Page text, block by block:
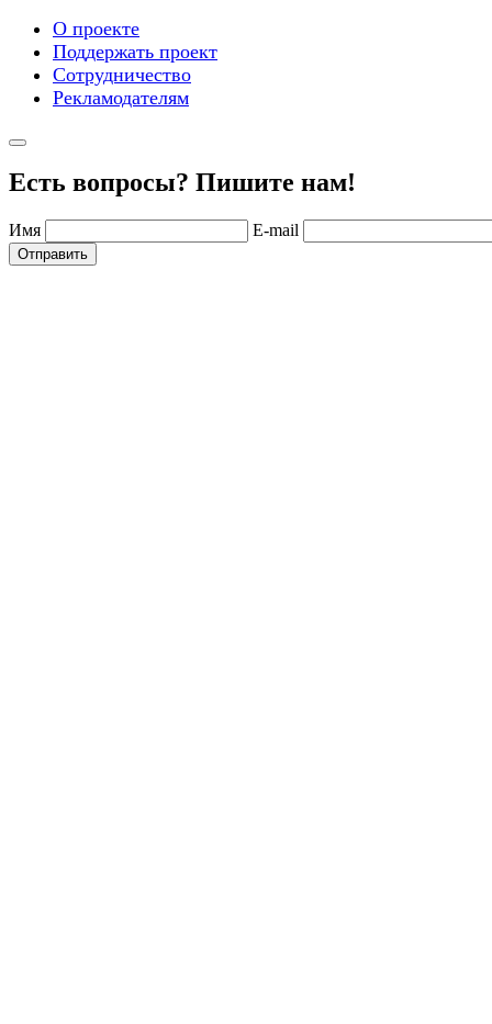
О проекте
Поддержать проект
Сотрудничество
Рекламодателям
Есть вопросы? Пишите нам!
Имя E-mail